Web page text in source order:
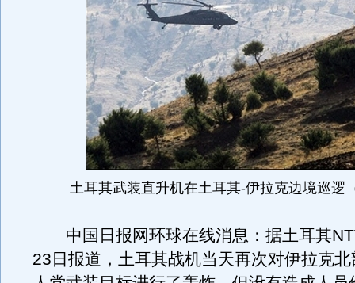
土耳其武装直升机在土耳其-伊拉克边境巡逻
中国日报网环球在线消息：据土耳其
23日报道，土耳其战机当天再次对伊拉克